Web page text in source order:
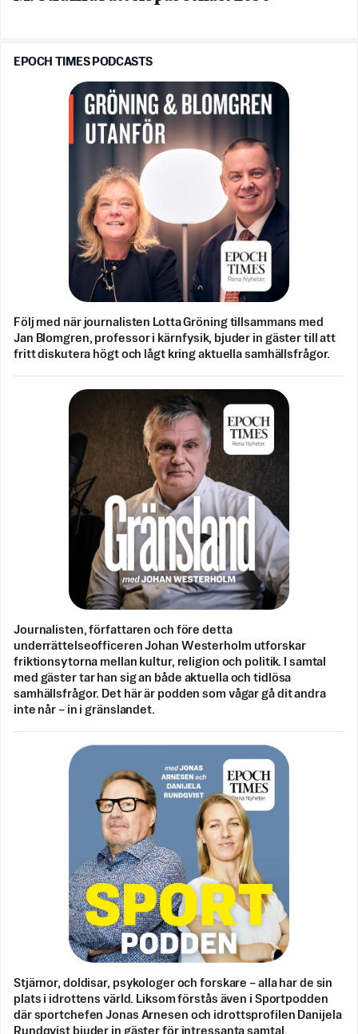
EPOCH TIMES PODCASTS
Följ med när journalisten Lotta Gröning tillsammans med
Jan Blomgren, professor i kärnfysik, bjuder in gäster till att
fritt diskutera högt och lågt kring aktuella samhällsfrågor.
Journalisten, författaren och före detta
underrättelseofficeren Johan Westerholm utforskar
friktionsytorna mellan kultur, religion och politik. I samtal
med gäster tar han sig an både aktuella och tidlösa
samhällsfrågor. Det här är podden som vågar gå dit andra
inte når – in i gränslandet.
Stjärnor, doldisar, psykologer och forskare – alla har de sin
plats i idrottens värld. Liksom förstås även i Sportpodden
där sportchefen Jonas Arnesen och idrottsprofilen Danijela
Rundqvist bjuder in gäster för intressanta samtal.